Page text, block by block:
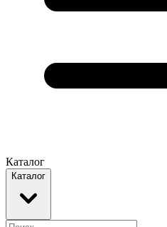
Каталог
Каталог